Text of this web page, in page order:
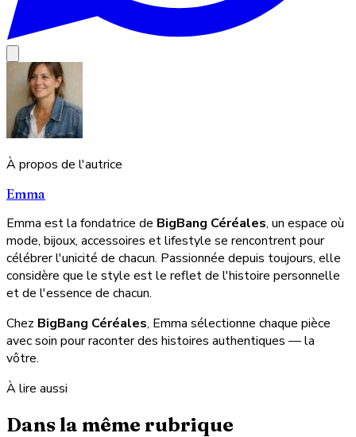
À propos de l'autrice
Emma
Emma est la fondatrice de BigBang Céréales, un espace où
mode, bijoux, accessoires et lifestyle se rencontrent pour
célébrer l'unicité de chacun. Passionnée depuis toujours, elle
considère que le style est le reflet de l'histoire personnelle
et de l'essence de chacun.
Chez BigBang Céréales, Emma sélectionne chaque pièce
avec soin pour raconter des histoires authentiques — la
vôtre.
À lire aussi
Dans la même rubrique